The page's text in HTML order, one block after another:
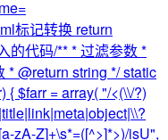
标记转换 return
的代码/** * 过滤参数 *
* @return string */ static
$farr = array( "/<(\\/?)
zA-Z]+\s*=([^>]*>)/isU",